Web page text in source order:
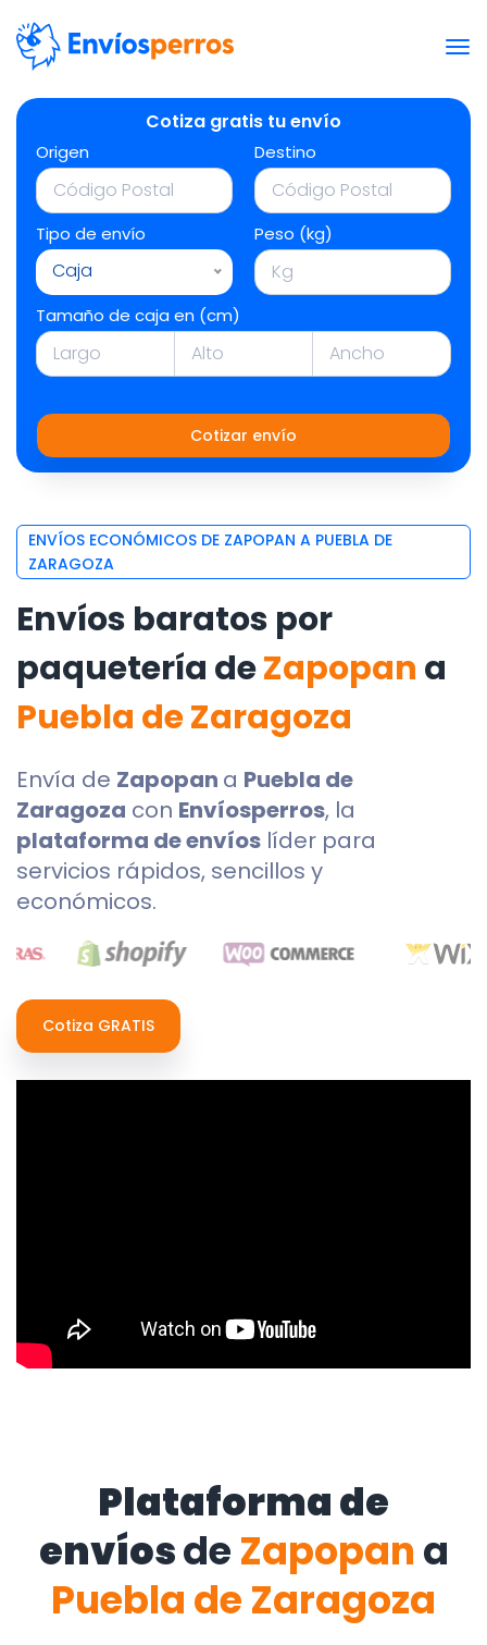
Cotiza gratis tu envío
Origen Destino
Tipo de envío
Caja
Peso (kg)
Tamaño de caja en (cm)
Cotizar envío
ENVÍOS ECONÓMICOS DE ZAPOPAN A PUEBLA DE
ZARAGOZA
Envíos baratos por
paquetería deZapopan a
Puebla de Zaragoza
Envía de Zapopan a Puebla de
Zaragoza con Envíosperros, la
plataforma de envíos líder para
servicios rápidos, sencillos y
económicos.
Cotiza GRATIS
Plataforma de
envíosde Zapopan a
Puebla de Zaragoza